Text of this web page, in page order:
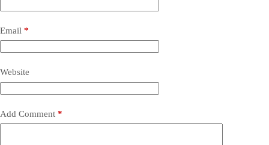
Email *
Website
Add Comment *